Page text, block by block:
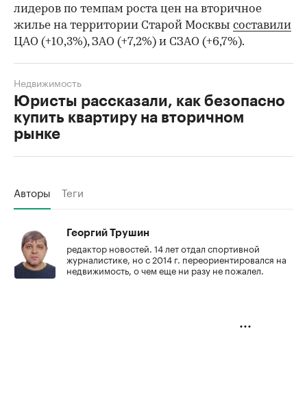
лидеров по темпам роста цен на вторичное
жилье на территории Старой Москвы составили
ЦАО (+10,3%), ЗАО (+7,2%) и СЗАО (+6,7%).
Юристы рассказали, как безопасно
купить квартиру на вторичном
рынке
Недвижимость
Авторы Теги
Георгий Трушин
редактор новостей. 14 лет отдал спортивной
журналистике, но с 2014 г. переориентировался на
недвижимость, о чем еще ни разу не пожалел.